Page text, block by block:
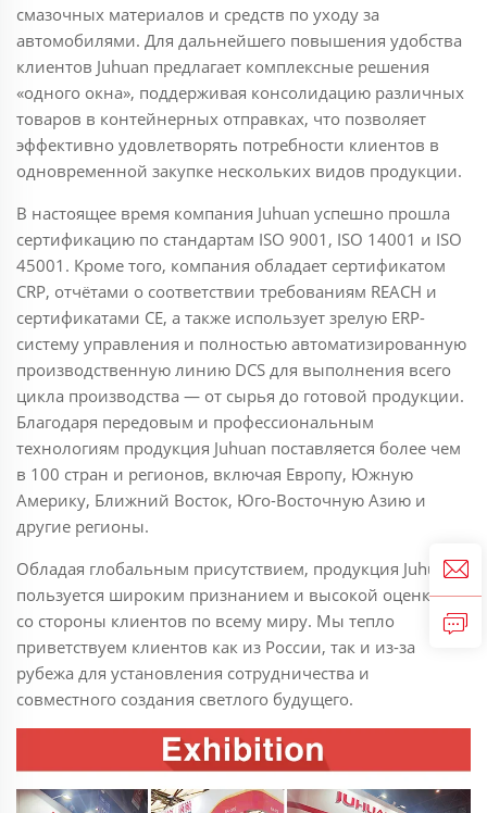
смазочных материалов и средств по уходу за
автомобилями. Для дальнейшего повышения удобства
клиентов Juhuan предлагает комплексные решения
«одного окна», поддерживая консолидацию различных
товаров в контейнерных отправках, что позволяет
эффективно удовлетворять потребности клиентов в
одновременной закупке нескольких видов продукции.
В настоящее время компания Juhuan успешно прошла
сертификацию по стандартам ISO 9001, ISO 14001 и ISO
45001. Кроме того, компания обладает сертификатом
CRP, отчётами о соответствии требованиям REACH и
сертификатами CE, а также использует зрелую ERP-
систему управления и полностью автоматизированную
производственную линию DCS для выполнения всего
цикла производства — от сырья до готовой продукции.
Благодаря передовым и профессиональным
технологиям продукция Juhuan поставляется более чем
в 100 стран и регионов, включая Европу, Южную
Америку, Ближний Восток, Юго-Восточную Азию и
другие регионы.
Обладая глобальным присутствием, продукция Juhuan
пользуется широким признанием и высокой оценкой
со стороны клиентов по всему миру. Мы тепло
приветствуем клиентов как из России, так и из-за
рубежа для установления сотрудничества и
совместного создания светлого будущего.